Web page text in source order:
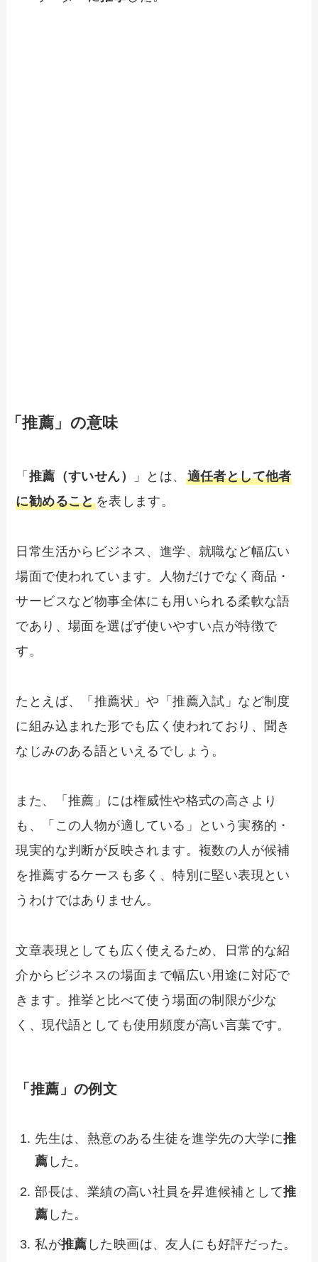
「推薦」の意味
「 推薦（すいせん） 」とは、 適任者として他者
に勧めることを表します。
日常生活からビジネス、進学、就職など幅広い
場面で使われています。人物だけでなく商品・
サービスなど物事全体にも用いられる柔軟な語
であり、場面を選ばず使いやすい点が特徴で
す。
たとえば、「推薦状」や「推薦入試」など制度
に組み込まれた形でも広く使われており、聞き
なじみのある語といえるでしょう。
また、「推薦」には権威性や格式の高さより
も、「この人物が適している」という実務的・
現実的な判断が反映されます。複数の人が候補
を推薦するケースも多く、特別に堅い表現とい
うわけではありません。
文章表現としても広く使えるため、日常的な紹
介からビジネスの場面まで幅広い用途に対応で
きます。推挙と比べて使う場面の制限が少な
く、現代語としても使用頻度が高い言葉です。
「推薦」の例文
先生は、熱意のある生徒を進学先の大学に推
薦 した。
部長は、業績の高い社員を昇進候補として推
薦 した。
私が推薦 した映画は、友人にも好評だった。